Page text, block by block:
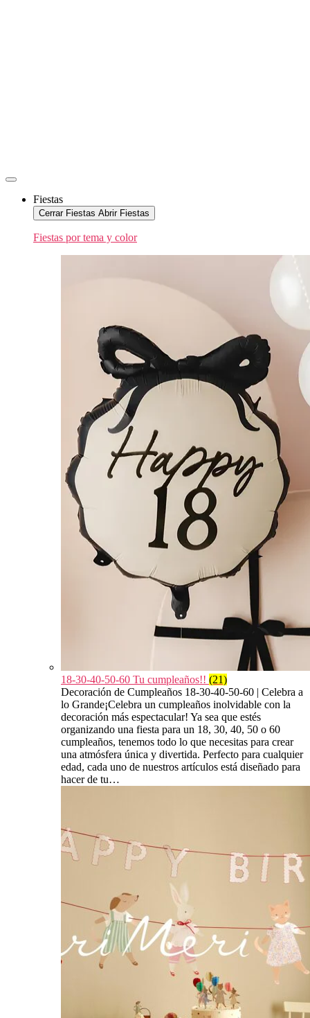
Fiestas
Cerrar Fiestas Abrir Fiestas
Fiestas por tema y color
18-30-40-50-60 Tu cumpleaños!! (21)
Decoración de Cumpleaños 18-30-40-50-60 | Celebra a
lo Grande¡Celebra un cumpleaños inolvidable con la
decoración más espectacular! Ya sea que estés
organizando una fiesta para un 18, 30, 40, 50 o 60
cumpleaños, tenemos todo lo que necesitas para crear
una atmósfera única y divertida. Perfecto para cualquier
edad, cada uno de nuestros artículos está diseñado para
hacer de tu…